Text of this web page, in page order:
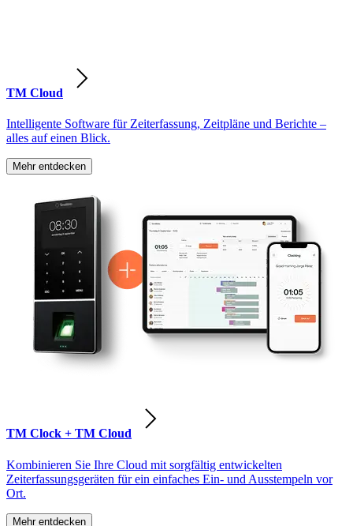
TM Cloud
Intelligente Software für Zeiterfassung, Zeitpläne und Berichte –
alles auf einen Blick.
Mehr entdecken
TM Clock + TM Cloud
Kombinieren Sie Ihre Cloud mit sorgfältig entwickelten
Zeiterfassungsgeräten für ein einfaches Ein- und Ausstempeln vor
Ort.
Mehr entdecken